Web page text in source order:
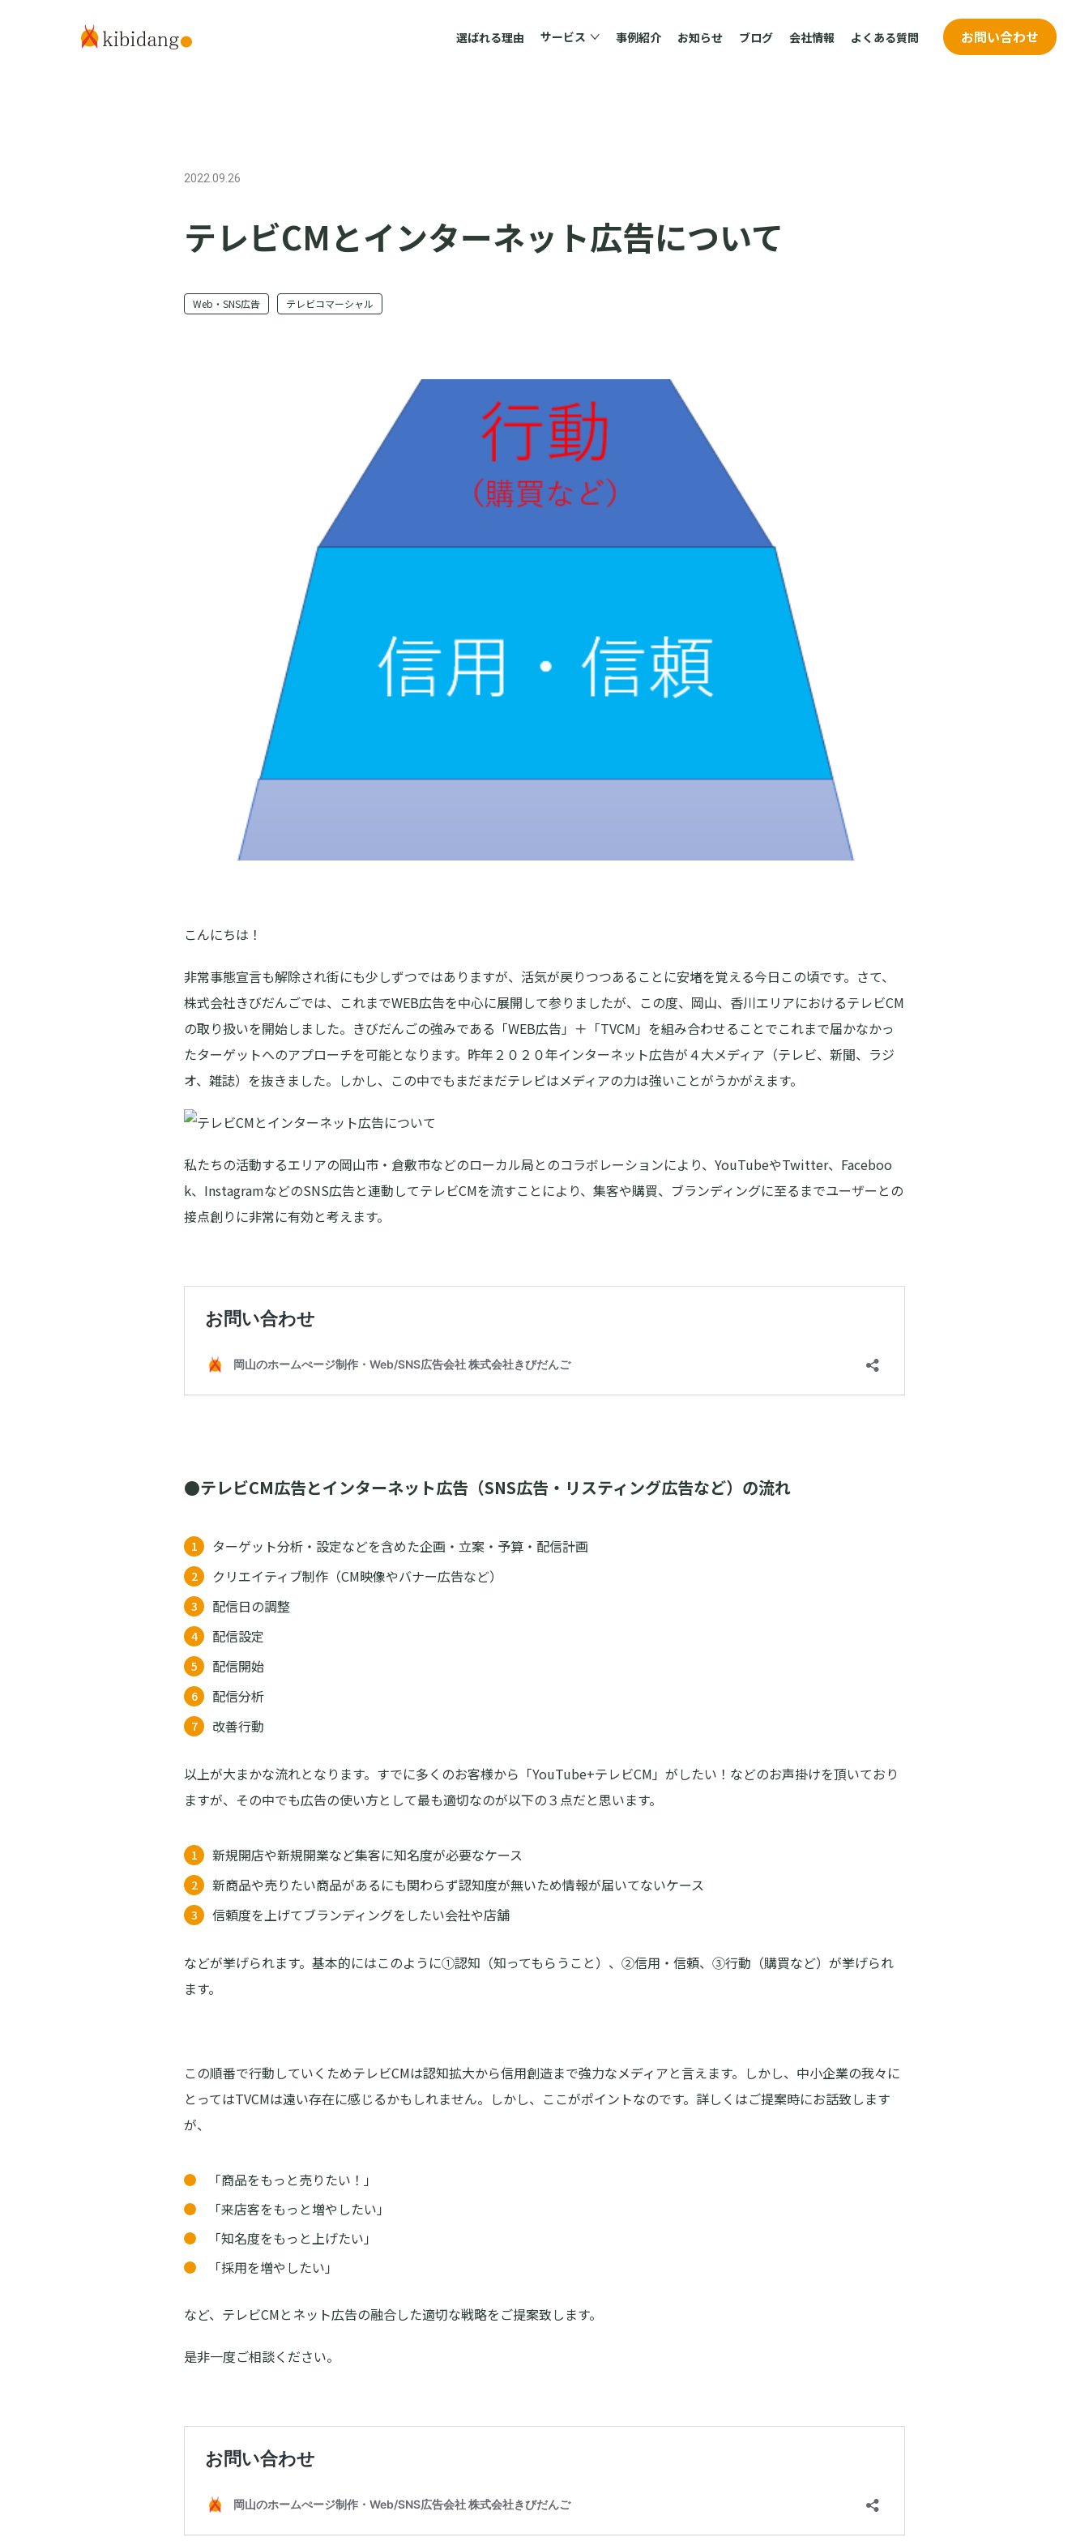
選ばれる理由 サービス 事例紹介 お知らせ ブログ 会社情報 よくある質問 お問い合わせ
2022.09.26
テレビCMとインターネット広告について
Web・SNS広告 テレビコマーシャル
こんにちは！
非常事態宣言も解除され街にも少しずつではありますが、活気が戻りつつあることに安堵を覚える今日この頃です。さて、
株式会社きびだんごでは、これまでWEB広告を中心に展開して参りましたが、この度、岡山、香川エリアにおけるテレビCM
の取り扱いを開始しました。きびだんごの強みである「WEB広告」＋「TVCM」を組み合わせることでこれまで届かなかっ
たターゲットへのアプローチを可能となります。昨年２０２０年インターネット広告が４大メディア（テレビ、新聞、ラジ
オ、雑誌）を抜きました。しかし、この中でもまだまだテレビはメディアの力は強いことがうかがえます。
私たちの活動するエリアの岡山市・倉敷市などのローカル局とのコラボレーションにより、YouTubeやTwitter、Faceboo
k、InstagramなどのSNS広告と連動してテレビCMを流すことにより、集客や購買、ブランディングに至るまでユーザーとの
接点創りに非常に有効と考えます。
●テレビCM広告とインターネット広告（SNS広告・リスティング広告など）の流れ
ターゲット分析・設定などを含めた企画・立案・予算・配信計画
クリエイティブ制作（CM映像やバナー広告など）
配信日の調整
配信設定
配信開始
配信分析
改善行動
以上が大まかな流れとなります。すでに多くのお客様から「YouTube+テレビCM」がしたい！などのお声掛けを頂いており
ますが、その中でも広告の使い方として最も適切なのが以下の３点だと思います。
新規開店や新規開業など集客に知名度が必要なケース
新商品や売りたい商品があるにも関わらず認知度が無いため情報が届いてないケース
信頼度を上げてブランディングをしたい会社や店舗
などが挙げられます。基本的にはこのように①認知（知ってもらうこと）、②信用・信頼、③行動（購買など）が挙げられ
ます。
この順番で行動していくためテレビCMは認知拡大から信用創造まで強力なメディアと言えます。しかし、中小企業の我々に
とってはTVCMは遠い存在に感じるかもしれません。しかし、ここがポイントなのです。詳しくはご提案時にお話致します
が、
「商品をもっと売りたい！」
「来店客をもっと増やしたい」
「知名度をもっと上げたい」
「採用を増やしたい」
など、テレビCMとネット広告の融合した適切な戦略をご提案致します。
是非一度ご相談ください。